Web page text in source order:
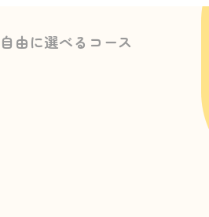
自由に選べるコース